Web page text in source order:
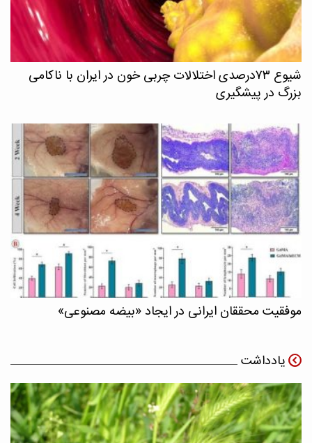
شیوع ۷۳درصدی اختلالات چربی خون در ایران با ناکامی
بزرگ در پیشگیری
موفقیت محققان ایرانی در ایجاد «بیضه مصنوعی»
یادداشت